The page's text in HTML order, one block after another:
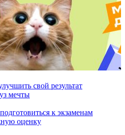
свой результат
мечты
к экзаменам
оценку